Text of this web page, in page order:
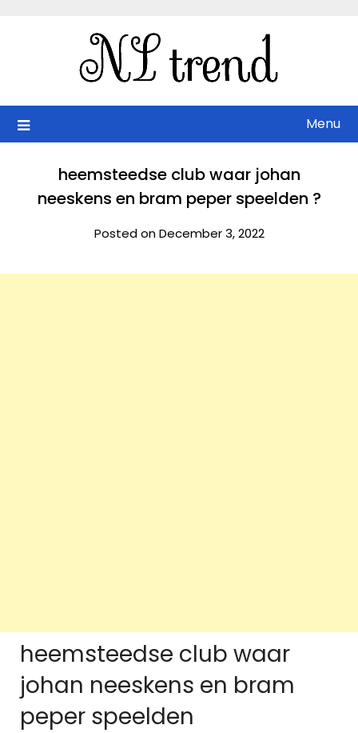
Menu
heemsteedse club waar johan
neeskens en bram peper speelden ?
Posted on December 3, 2022
heemsteedse club waar
johan neeskens en bram
peper speelden